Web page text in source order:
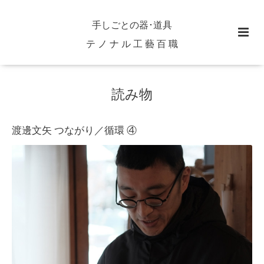
手しごとの器･道具
テ ノ ナ ル 工 藝 百 職
読み物
渡邊文矢 つながり／循環 ④